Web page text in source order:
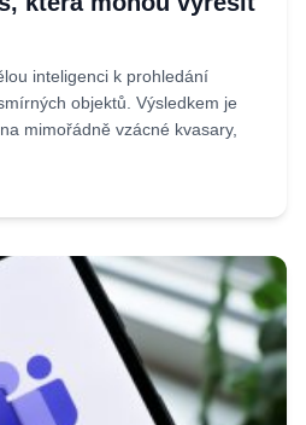
inteligenci k prohledání
objektů. Výsledkem je
mimořádně vzácné kvasary,